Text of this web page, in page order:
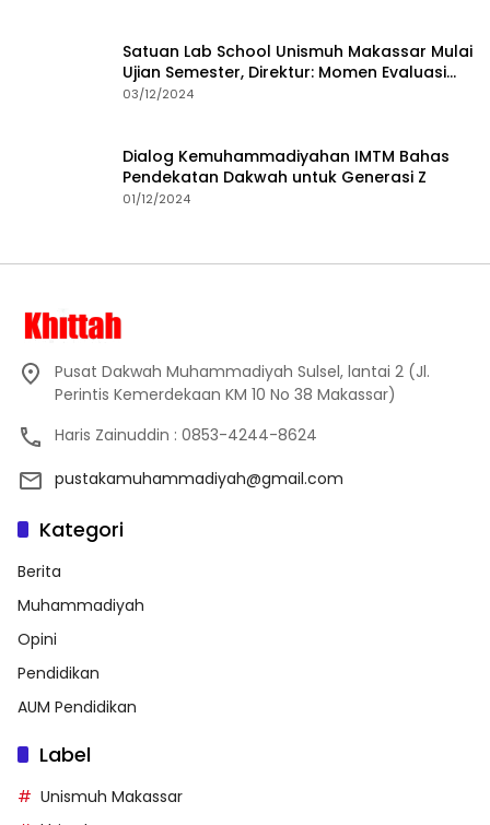
Satuan Lab School Unismuh Makassar Mulai
Ujian Semester, Direktur: Momen Evaluasi
Proses Pembelajaran
03/12/2024
Dialog Kemuhammadiyahan IMTM Bahas
Pendekatan Dakwah untuk Generasi Z
01/12/2024
Pusat Dakwah Muhammadiyah Sulsel, lantai 2 (Jl.
Perintis Kemerdekaan KM 10 No 38 Makassar)
Haris Zainuddin : 0853-4244-8624
pustakamuhammadiyah@gmail.com
Kategori
Berita
Muhammadiyah
Opini
Pendidikan
AUM Pendidikan
Label
Unismuh Makassar